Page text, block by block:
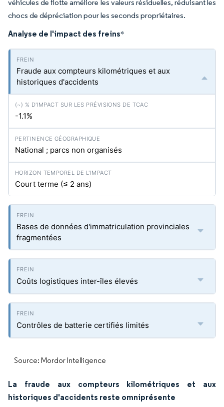
véhicules de flotte améliore les valeurs résiduelles, réduisant les
chocs de dépréciation pour les seconds propriétaires.
Analyse de l'impact des freins*
Fraude aux compteurs kilométriques et aux
historiques d'accidents
-1.1%
National ; parcs non organisés
Court terme (≤ 2 ans)
Bases de données d'immatriculation provinciales
fragmentées
Coûts logistiques inter-îles élevés
Contrôles de batterie certifiés limités
Source: Mordor Intelligence
La fraude aux compteurs kilométriques et aux
historiques d'accidents reste omniprésente